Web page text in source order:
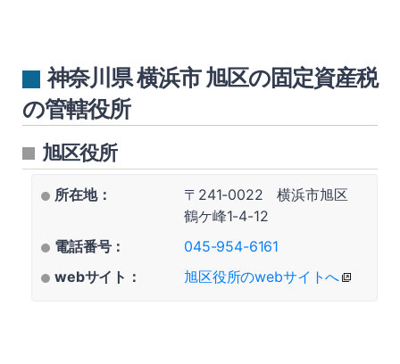
神奈川県 横浜市 旭区の固定資産税
の管轄役所
旭区役所
所在地：
〒241-0022 横浜市旭区
鶴ケ峰1-4-12
電話番号：
045-954-6161
webサイト：
旭区役所のwebサイトへ